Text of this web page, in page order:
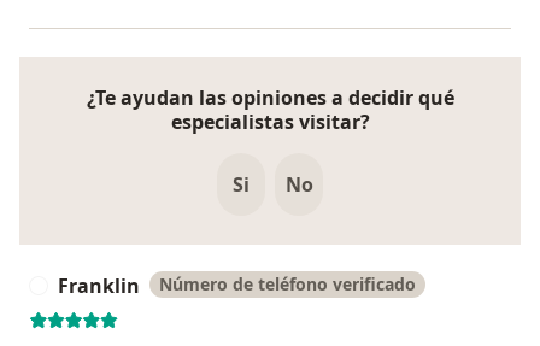
¿Te ayudan las opiniones a decidir qué
especialistas visitar?
Si No
Franklin Número de teléfono verificado